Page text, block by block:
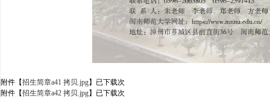
附件【招生简章a41 拷贝.jpg】已下载次
附件【招生简章a42 拷贝.jpg】已下载次